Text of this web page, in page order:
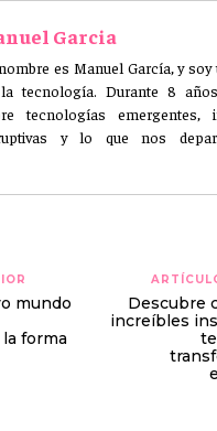
Garcia
es Manuel García, y
tecnología. Durante 8
tecnologías emergentes,
y lo que nos
mundo
forma
Descubre
increíbles